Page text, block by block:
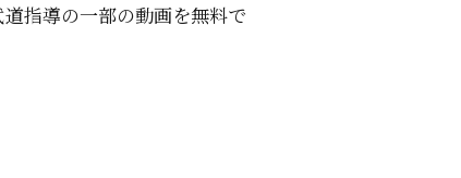
指導の一部の動画を無料で